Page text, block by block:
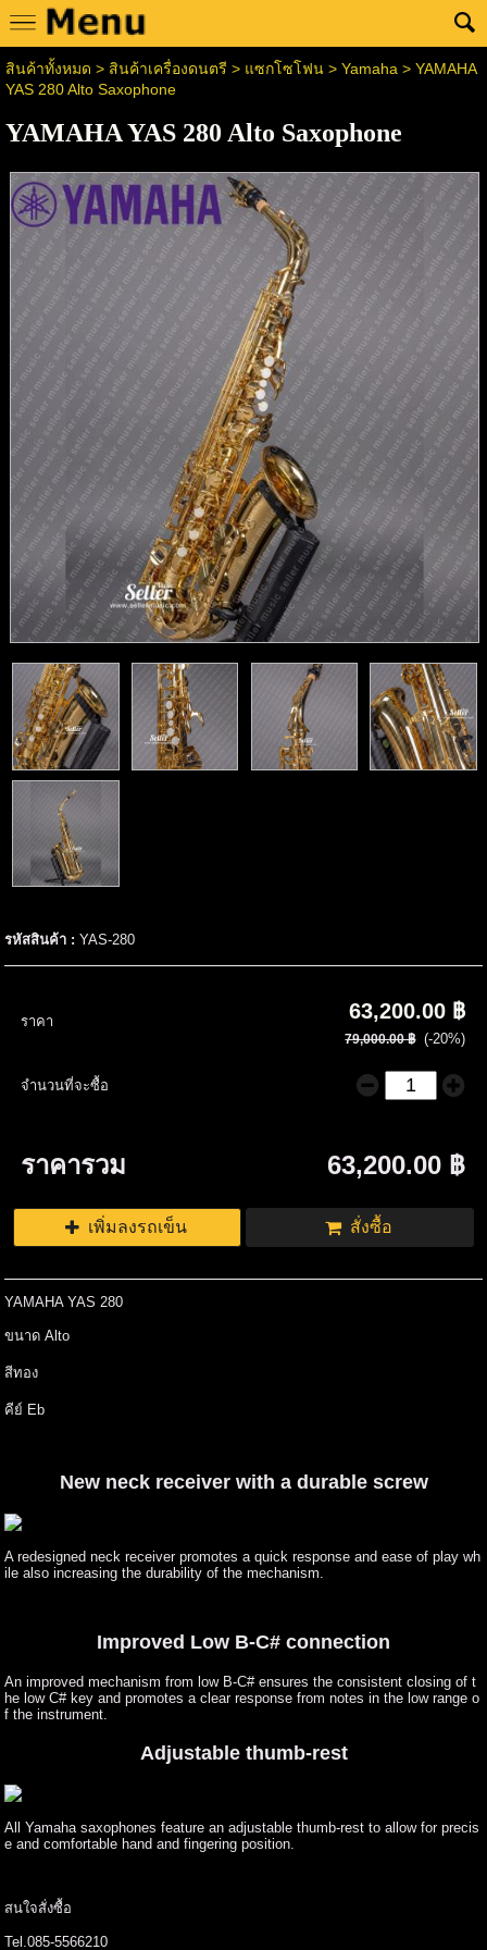
สินค้าทั้งหมด > สินค้าเครื่องดนตรี > แซกโซโฟน> Yamaha > YAMAHA
YAS 280 Alto Saxophone
YAMAHA YAS 280 Alto Saxophone
รหัสสินค้า :YAS-280
ราคา 63,200.00 ฿
79,000.00 ฿ (-20%)
จำนวนที่จะซื้อ
ราคารวม 63,200.00 ฿
เพิ่มลงรถเข็น สั่งซื้อ
YAMAHA YAS 280
ขนาด Alto
สีทอง
คีย์ Eb
New neck receiver with a durable screw
A redesigned neck receiver promotes a quick response and ease of play wh
ile also increasing the durability of the mechanism.
Improved Low B-C# connection
An improved mechanism from low B-C# ensures the consistent closing of t
he low C# key and promotes a clear response from notes in the low range o
f the instrument.
Adjustable thumb-rest
All Yamaha saxophones feature an adjustable thumb-rest to allow for precis
e and comfortable hand and fingering position.
สนใจสั่งซื้อ
Tel.085-5566210